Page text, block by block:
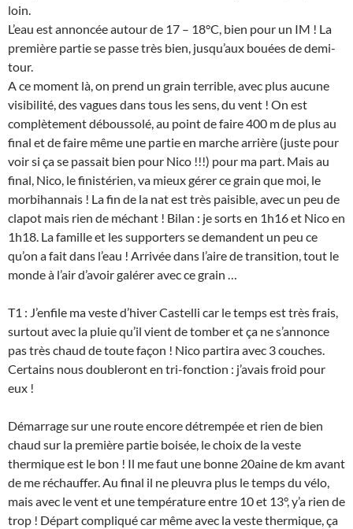
loin.
L’eau est annoncée autour de 17 – 18°C, bien pour un IM ! La
première partie se passe très bien, jusqu’aux bouées de demi-
tour.
A ce moment là, on prend un grain terrible, avec plus aucune
visibilité, des vagues dans tous les sens, du vent ! On est
complètement déboussolé, au point de faire 400 m de plus au
final et de faire même une partie en marche arrière (juste pour
voir si ça se passait bien pour Nico !!!) pour ma part. Mais au
final, Nico, le finistérien, va mieux gérer ce grain que moi, le
morbihannais ! La fin de la nat est très paisible, avec un peu de
clapot mais rien de méchant ! Bilan : je sorts en 1h16 et Nico en
1h18. La famille et les supporters se demandent un peu ce
qu’on a fait dans l’eau ! Arrivée dans l’aire de transition, tout le
monde à l’air d’avoir galérer avec ce grain …
T1 : J’enfile ma veste d’hiver Castelli car le temps est très frais,
surtout avec la pluie qu’il vient de tomber et ça ne s’annonce
pas très chaud de toute façon ! Nico partira avec 3 couches.
Certains nous doubleront en tri-fonction : j’avais froid pour
eux !
Démarrage sur une route encore détrempée et rien de bien
chaud sur la première partie boisée, le choix de la veste
thermique est le bon ! Il me faut une bonne 20aine de km avant
de me réchauffer. Au final il ne pleuvra plus le temps du vélo,
mais avec le vent et une température entre 10 et 13°, y’a rien de
trop ! Départ compliqué car même avec la veste thermique, ça